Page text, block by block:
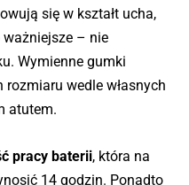
się w kształt ucha,
– nie
Wymienne gumki
wedle własnych
atutem.
pracy baterii, która na
14 godzin. Ponadto